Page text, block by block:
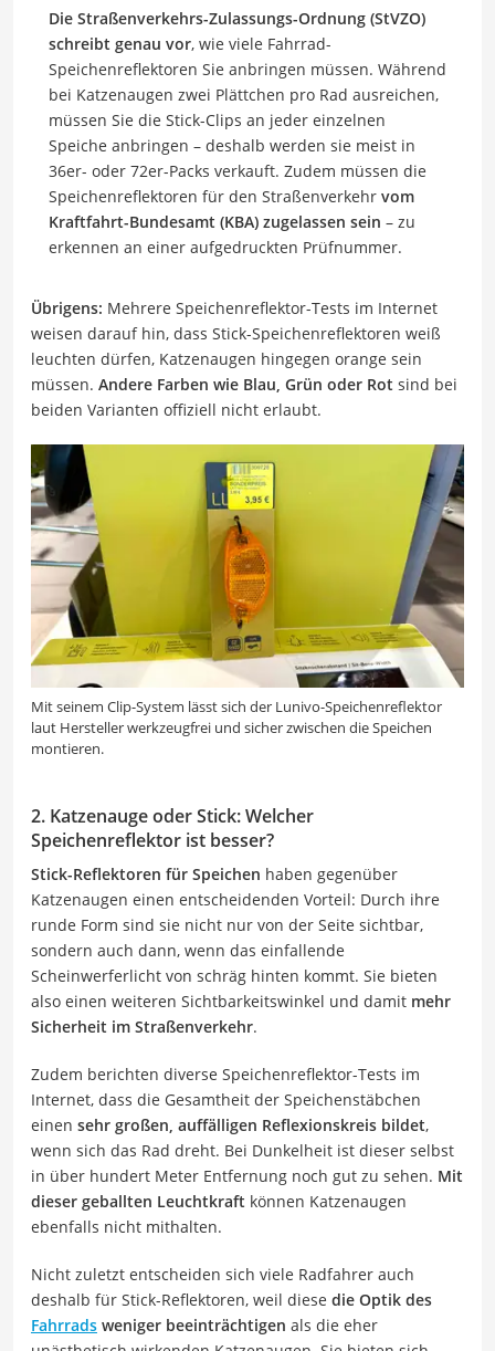
Die Straßenverkehrs-Zulassungs-Ordnung (StVZO)
schreibt genau vor, wie viele Fahrrad-
Speichenreflektoren Sie anbringen müssen. Während
bei Katzenaugen zwei Plättchen pro Rad ausreichen,
müssen Sie die Stick-Clips an jeder einzelnen
Speiche anbringen – deshalb werden sie meist in
36er- oder 72er-Packs verkauft. Zudem müssen die
Speichenreflektoren für den Straßenverkehr vom
Kraftfahrt-Bundesamt (KBA) zugelassen sein – zu
erkennen an einer aufgedruckten Prüfnummer.
Übrigens: Mehrere Speichenreflektor-Tests im Internet
weisen darauf hin, dass Stick-Speichenreflektoren weiß
leuchten dürfen, Katzenaugen hingegen orange sein
müssen. Andere Farben wie Blau, Grün oder Rot sind bei
beiden Varianten offiziell nicht erlaubt.
Mit seinem Clip-System lässt sich der Lunivo-Speichenreflektor
laut Hersteller werkzeugfrei und sicher zwischen die Speichen
montieren.
2. Katzenauge oder Stick: Welcher
Speichenreflektor ist besser?
Stick-Reflektoren für Speichen haben gegenüber
Katzenaugen einen entscheidenden Vorteil: Durch ihre
runde Form sind sie nicht nur von der Seite sichtbar,
sondern auch dann, wenn das einfallende
Scheinwerferlicht von schräg hinten kommt. Sie bieten
also einen weiteren Sichtbarkeitswinkel und damit mehr
Sicherheit im Straßenverkehr.
Zudem berichten diverse Speichenreflektor-Tests im
Internet, dass die Gesamtheit der Speichenstäbchen
einen sehr großen, auffälligen Reflexionskreis bildet,
wenn sich das Rad dreht. Bei Dunkelheit ist dieser selbst
in über hundert Meter Entfernung noch gut zu sehen. Mit
dieser geballten Leuchtkraft können Katzenaugen
ebenfalls nicht mithalten.
Nicht zuletzt entscheiden sich viele Radfahrer auch
deshalb für Stick-Reflektoren, weil diese die Optik des
Fahrrads weniger beeinträchtigen als die eher